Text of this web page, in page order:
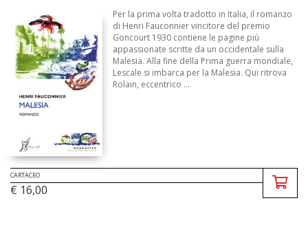
Per la prima volta tradotto in Italia, il romanzo
di Henri Fauconnier vincitore del premio
Goncourt 1930 contiene le pagine più
appassionate scritte da un occidentale sulla
Malesia. Alla fine della Prima guerra mondiale,
Lescale si imbarca per la Malesia. Qui ritrova
Rolain, eccentrico ...
CARTACEO
€ 16,00